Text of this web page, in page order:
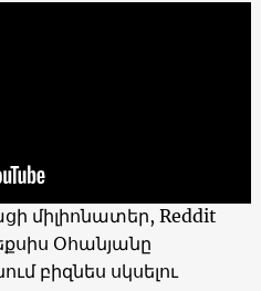
միլիոնատեր, Reddit
Օհանյանը
բիզնես սկսելու